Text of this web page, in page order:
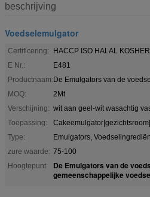
beschrijving
Voedselemulgator
Certificering:
HACCP ISO HALAL KOSHER
E Nr.:
E481
Productnaam:De Emulgators van de
MOQ:
2Mt
Verschijning: wit aan geel-wit wasachtig
Toepassing:
Type:
Emulgators,
zure waarde: 75-100
Hoogtepunt:
De Emulgators van de
gemeenschappelijke